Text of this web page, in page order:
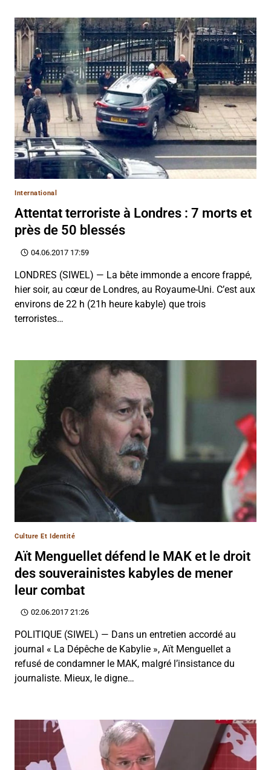
International
Attentat terroriste à Londres : 7 morts et
près de 50 blessés
04.06.2017 17:59
LONDRES (SIWEL) — La bête immonde a encore frappé,
hier soir, au cœur de Londres, au Royaume-Uni. C’est aux
environs de 22 h (21h heure kabyle) que trois
terroristes…
Culture Et Identité
Aït Menguellet défend le MAK et le droit
des souverainistes kabyles de mener
leur combat
02.06.2017 21:26
POLITIQUE (SIWEL) — Dans un entretien accordé au
journal « La Dépêche de Kabylie », Aït Menguellet a
refusé de condamner le MAK, malgré l’insistance du
journaliste. Mieux, le digne…